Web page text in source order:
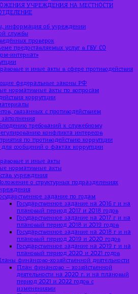
УЧРЕЖДЕНИЯ НА МЕСТНОСТИ
информация об учреждении
службы
проверок
предоставляемых услуг в ГБУ СО
интернат»
и иные акты в сфере противодействия
федеральные законы РФ
нормативные акты по вопросам
коррупции
связанных с противодействием
требований к служебному
конфликта интересов
по противодействию коррупции
для сообщений о фактах коррупции
и иные акты
нормативные акты
учреждения
о структурных подразделениях
задание по годам
Государственное задание на 2016 г и на
плановый период 2017 и 2018 годов
Государственное задание на 2017 г и на
плановый период 2018 и 2019 годов
Государственное задание на 2018 г и на
плановый период 2019 и 2020 годов
Государственное задание на 2019 г и на
плановый период 2020 и 2021 годов
финансово-хозяйственной деятельности
План финансово – хозяйственной
деятельности на 2020 г. и на плановый
период 2021 и 2022 годов с
изменениями